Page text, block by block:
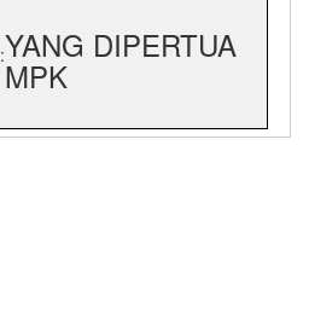
:YANG DIPERTUA
MPK